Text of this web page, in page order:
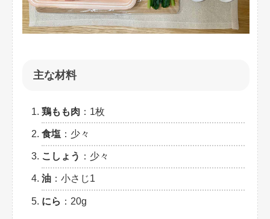
主な材料
鶏もも肉 ：1枚
食塩 ：少々
こしょう ：少々
油 ：小さじ1
にら ：20g